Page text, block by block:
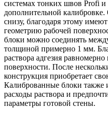
системах тонких швов Profi
дополнительной
снизу, благодаря этому
геометрию рабочей
блоки можно соединять
толщиной примерно 1 мм.
раствора адгезия
поверхности. После
конструкция приобретает
Калиброванные блоки также
расходы раствора и
параметры готовой стены.